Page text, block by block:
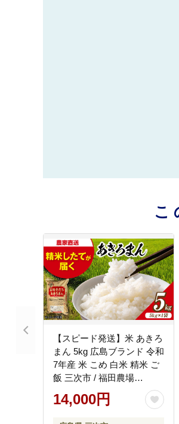
こ
【スピード発送】米 あきろ
まん 5kg 広島ブランド 令和
7年産 米 こめ 白米 精米 ご
飯 三次市 / 福田農場
[APBM019]
14,000円